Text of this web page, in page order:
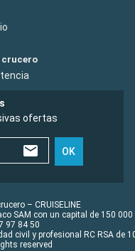
crucero
ofertas
OK
– CRUISELINE
SAM con un capital de 150 000
97 84 50
civil y profesional RC RSA de
reserved